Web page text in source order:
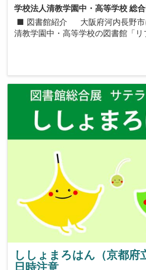
学校法人清教学園中・高等学校 総
■ 図書館紹介 大阪府河内長野市
清教学園中・高等学校の図書館「
ししょまろはん（京都
日時注意